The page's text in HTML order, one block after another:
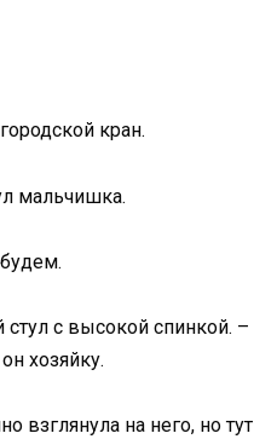
кран.
мальчишка.
с высокой спинкой. –
хозяйку.
взглянула на него, но тут